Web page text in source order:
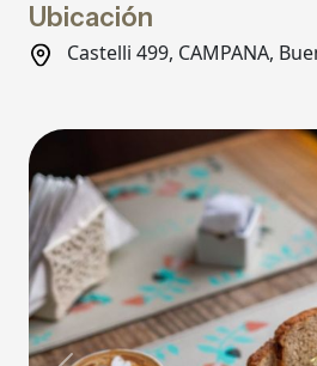
Ubicación
Castelli 499, CAMPANA,